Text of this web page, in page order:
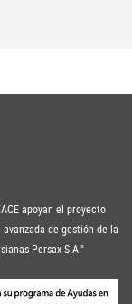
apoyan el proyecto
de gestión de la
Persax S.A."